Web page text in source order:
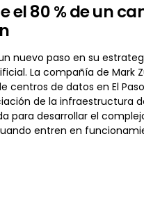
el 80 % de un
nuevo paso en su
La compañía de Mark
centros de datos en El
de la infraestructura
para desarrollar el
entren en